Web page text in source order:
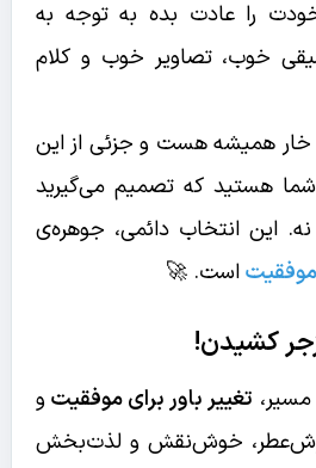
را عادت بده به توجه به
خوب، تصاویر خوب و کلام
خار همیشه هست و جزئی از این
هستید که تصمیم می‌گیرید
این انتخاب دائمی، جوهره‌ی
موفقیتاست. 🚀
کشیدن!
تغییر باور برای موفقیتو
خوش‌نقش و لذت‌بخش